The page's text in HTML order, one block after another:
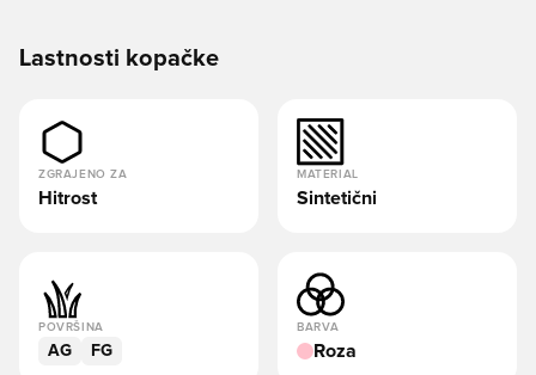
Lastnosti kopačke
ZGRAJENO ZA
Hitrost
MATERIAL
Sintetični
POVRŠINA
AG FG
BARVA
Roza